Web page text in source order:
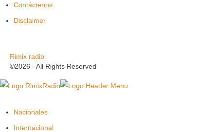
Contáctenos
Disclaimer
Rimix radio
©2026 - All Rights Reserved
Nacionales
Internacional